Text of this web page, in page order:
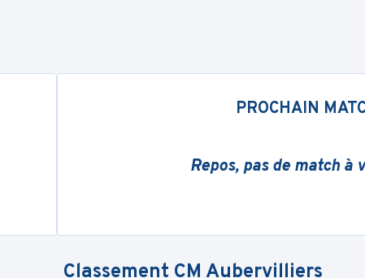
PROCHAIN
Repos, pas de match à
Classement CM Aubervilliers